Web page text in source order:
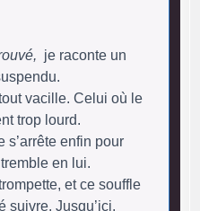
je raconte un
vacille. Celui où le
trop lourd.
s’arrête enfin pour
en lui.
et ce souffle
suivre. Jusqu’ici.